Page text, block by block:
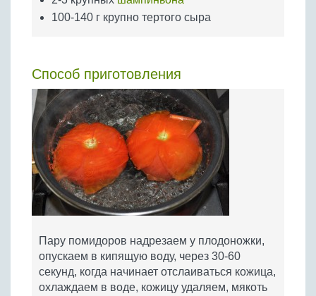
100-140 г крупно тертого сыра
Способ приготовления
Пару помидоров надрезаем у плодоножки,
опускаем в кипящую воду, через 30-60
секунд, когда начинает отслаиваться кожица,
охлаждаем в воде, кожицу удаляем, мякоть